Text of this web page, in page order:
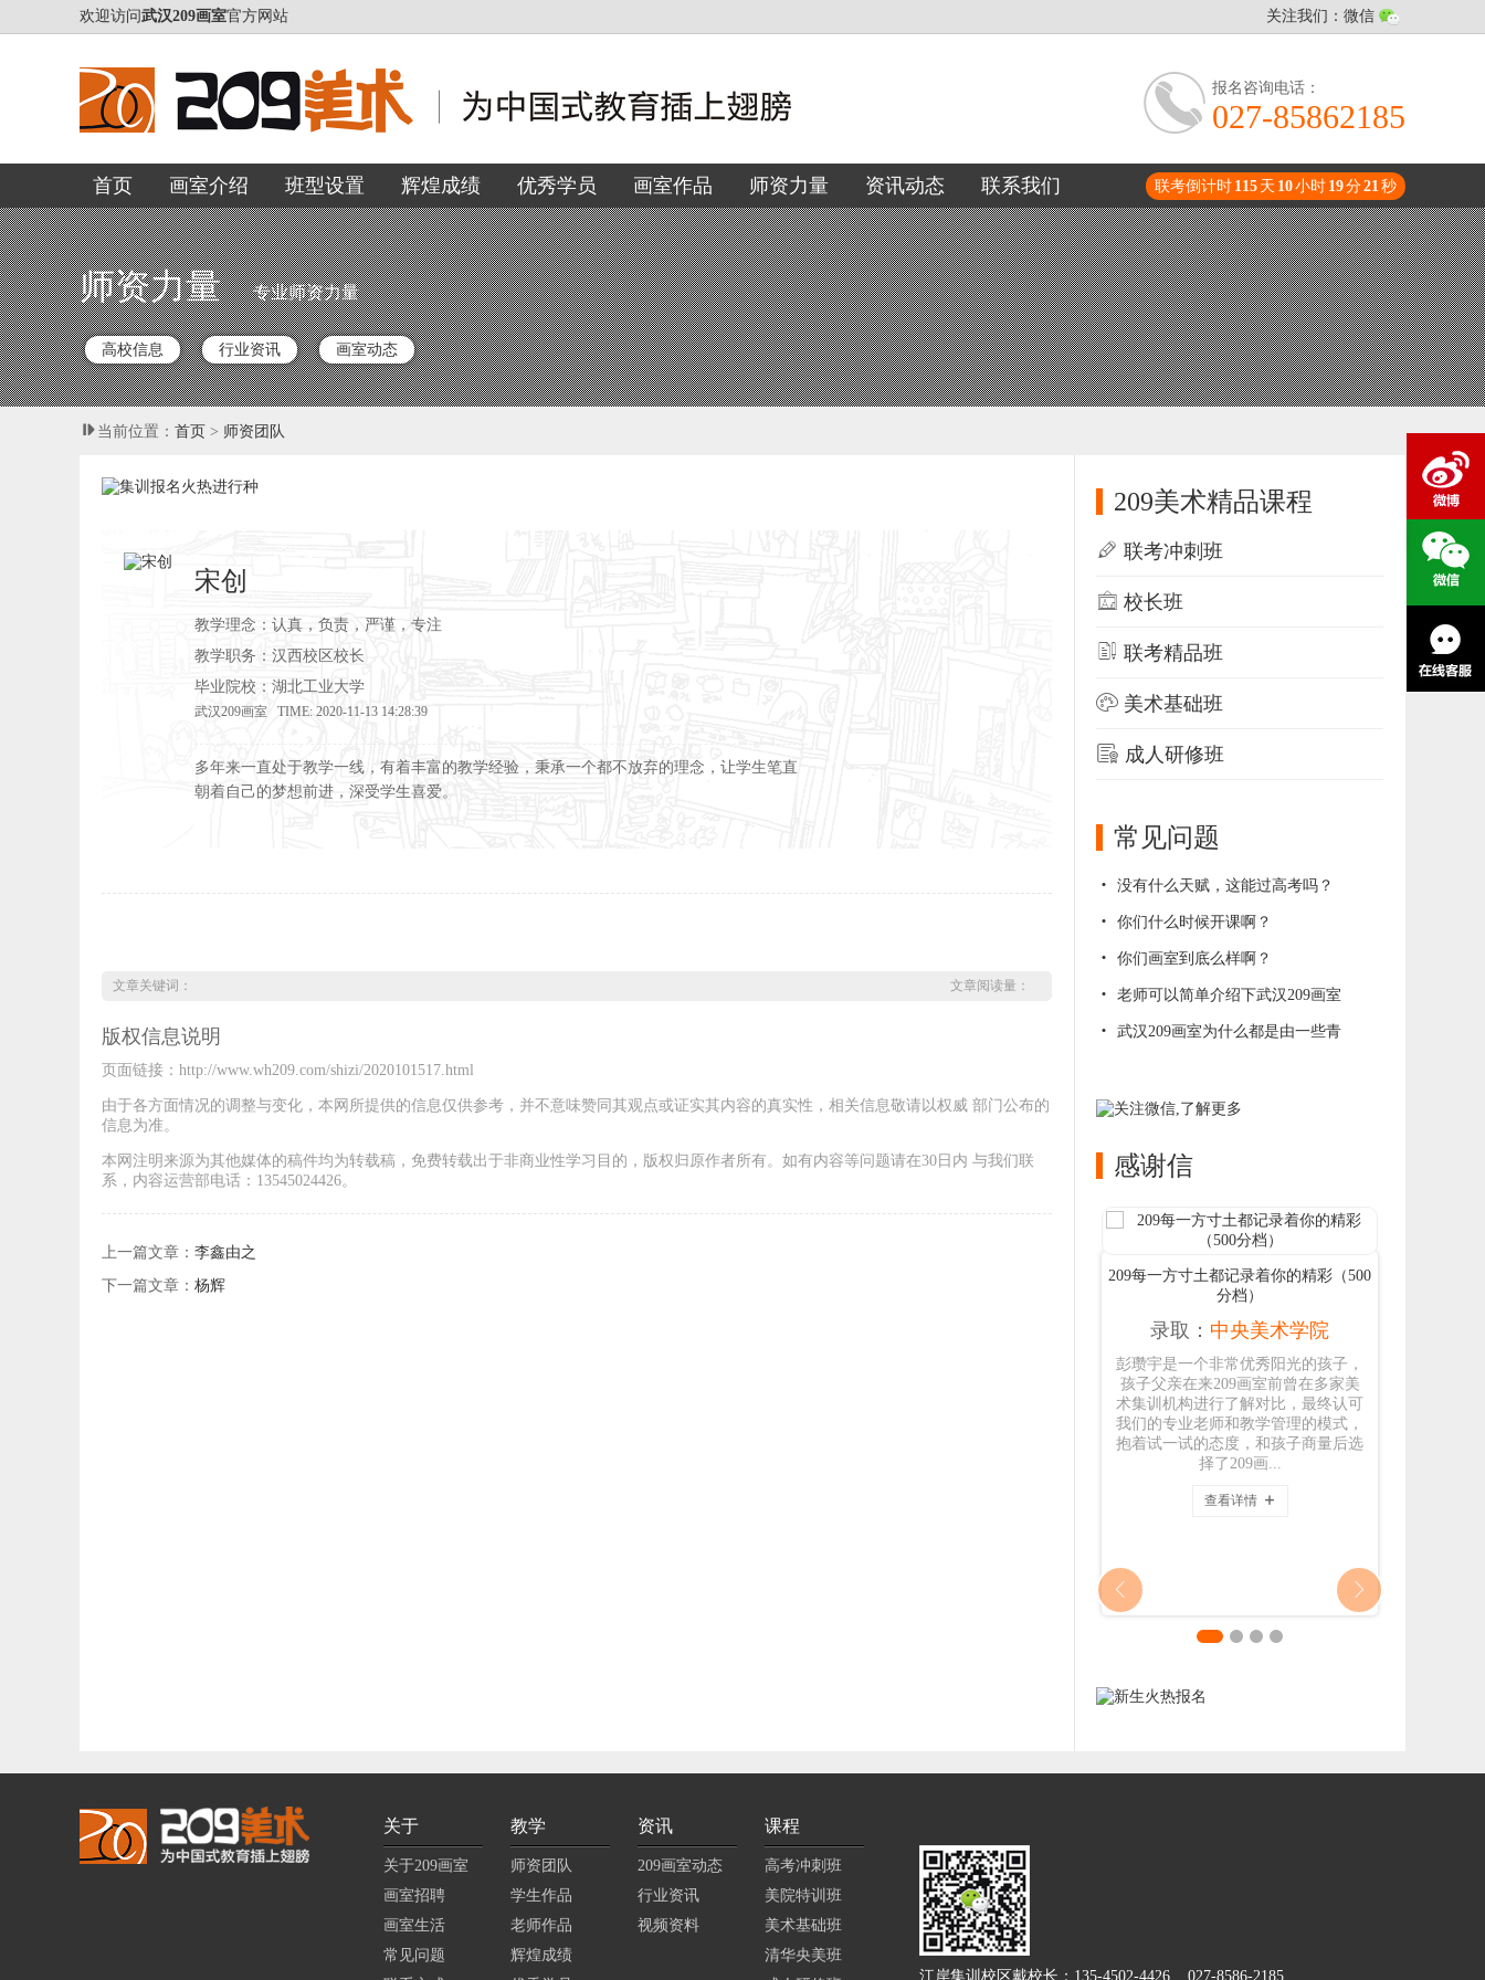
欢迎访问武汉209画室官方网站 关注我们：微信
报名咨询电话：
027-85862185
首页 画室介绍 班型设置 辉煌成绩 优秀学员 画室作品 师资力量 资讯动态 联系我们 联考倒计时 115 天 10小时 19分21秒
师资力量 专业师资力量
高校信息 行业资讯 画室动态
当前位置： 首页 > 师资团队
宋创
教学理念：认真，负责，严谨，专注
教学职务：汉西校区校长
毕业院校：湖北工业大学
武汉209画室 TIME: 2020-11-13 14:28:39
多年来一直处于教学一线，有着丰富的教学经验，秉承一个都不放弃的理念，让学生笔直
朝着自己的梦想前进，深受学生喜爱。
文章关键词： 文章阅读量：
版权信息说明
页面链接：http://www.wh209.com/shizi/2020101517.html
由于各方面情况的调整与变化，本网所提供的信息仅供参考，并不意味赞同其观点或证实其内容的真实性，相关信息敬请以权威 部门公布的
信息为准。
本网注明来源为其他媒体的稿件均为转载稿，免费转载出于非商业性学习目的，版权归原作者所有。如有内容等问题请在30日内 与我们联
系，内容运营部电话：13545024426。
上一篇文章： 李鑫由之
下一篇文章： 杨辉
209美术精品课程
联考冲刺班
校长班
联考精品班
美术基础班
成人研修班
常见问题
没有什么天赋，这能过高考吗？
你们什么时候开课啊？
你们画室到底么样啊？
老师可以简单介绍下武汉209画室
武汉209画室为什么都是由一些青
感谢信
209每一方寸土都记录着你的精彩（500
分档）
录取： 中央美术学院
彭瓒宇是一个非常优秀阳光的孩子，
孩子父亲在来209画室前曾在多家美
术集训机构进行了解对比，最终认可
我们的专业老师和教学管理的模式，
抱着试一试的态度，和孩子商量后选
择了209画...
查看详情
我们的专业老师和教学管理的模式，
抱着试一试的态度，和孩子商量后选
择了209画...
查看详情
关于
关于209画室
画室招聘
画室生活
常见问题
教学
师资团队
学生作品
老师作品
辉煌成绩
资讯
209画室动态
行业资讯
视频资料
课程
高考冲刺班
美院特训班
美术基础班
清华央美班
江岸集训校区戴校长：135-4502-4426 027-8586-2185